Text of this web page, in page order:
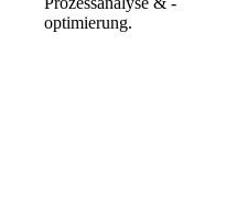
optimierung.